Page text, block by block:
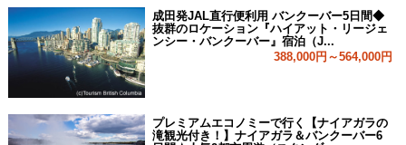
成田発JAL直行便利用 バンクーバー5日間◆
抜群のロケーション『ハイアット・リージェ
ンシー・バンクーバー』宿泊（J...
388,000円～564,000円
プレミアムエコノミーで行く【ナイアガラの
滝観光付き！】ナイアガラ＆バンクーバー6